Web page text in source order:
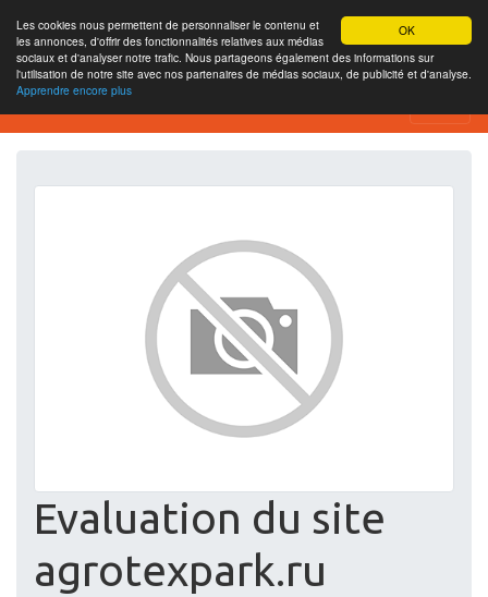
OK
Les cookies nous permettent de personnaliser le contenu et
les annonces, d'offrir des fonctionnalités relatives aux médias
sociaux et d'analyser notre trafic. Nous partageons également des informations sur
l'utilisation de notre site avec nos partenaires de médias sociaux, de publicité et d'analyse.
Apprendre encore plus
SEO Analytics
Evaluation du site
agrotexpark.ru